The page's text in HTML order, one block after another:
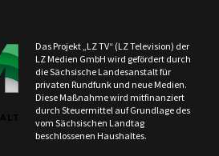
Das Projekt „LZ TV“ (LZ Television) der
LZ Medien GmbH wird gefördert durch
die Sächsische Landesanstalt für
privaten Rundfunk und neue Medien.
Diese Maßnahme wird mitfinanziert
durch Steuermittel auf Grundlage des
vom Sächsischen Landtag
beschlossenen Haushaltes.